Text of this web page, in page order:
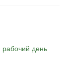
рабочий день